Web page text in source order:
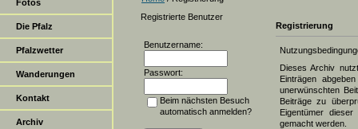
Fotos
Die Pfalz
Pfalzwetter
Wanderungen
Kontakt
Archiv
Registrierte Benutzer
Benutzername:
Passwort:
Beim nächsten Besuch
automatisch anmelden?
Registrierung
Dieses Archiv
Einträgen
unerwünschten
Beiträge zu
Eigentümer
gemacht werden.